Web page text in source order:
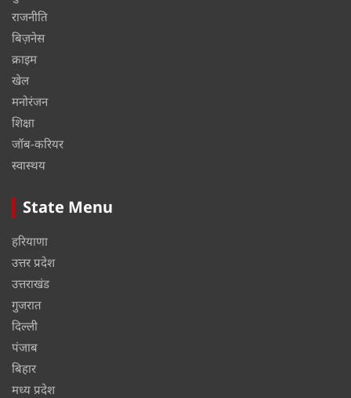
राजनीति
बिज़नेस
क्राइम
खेल
मनोरंजन
शिक्षा
जॉब-करियर
स्वास्थय
State Menu
हरियाणा
उत्तर प्रदेश
उत्तराखंड
गुजरात
दिल्ली
पंजाब
बिहार
मध्य प्रदेश